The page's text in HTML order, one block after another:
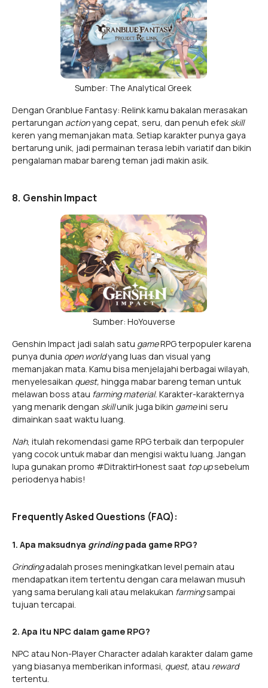
Sumber: The Analytical Greek
Dengan Granblue Fantasy: Relink kamu bakalan merasakan
pertarungan actionyang cepat, seru, dan penuh efek skill
keren yang memanjakan mata. Setiap karakter punya gaya
bertarung unik, jadi permainan terasa lebih variatif dan bikin
pengalaman mabar bareng teman jadi makin asik.
8. Genshin Impact
Sumber: HoYouverse
Genshin Impact jadi salah satu gameRPG terpopuler karena
punya dunia open worldyang luas dan visual yang
memanjakan mata. Kamu bisa menjelajahi berbagai wilayah,
menyelesaikan quest, hingga mabar bareng teman untuk
melawan boss atau farming material. Karakter-karakternya
yang menarik dengan skillunik juga bikin gameini seru
dimainkan saat waktu luang.
Nah, itulah rekomendasi game RPG terbaik dan terpopuler
yang cocok untuk mabar dan mengisi waktu luang. Jangan
lupa gunakan promo #DitraktirHonest saat top upsebelum
periodenya habis!
Frequently Asked Questions (FAQ):
1. Apa maksudnya grindingpada game RPG?
Grindingadalah proses meningkatkan level pemain atau
mendapatkan item tertentu dengan cara melawan musuh
yang sama berulang kali atau melakukan farmingsampai
tujuan tercapai.
2. Apa itu NPC dalam game RPG?
NPC atau Non-Player Character adalah karakter dalam game
yang biasanya memberikan informasi, quest, atau reward
tertentu.